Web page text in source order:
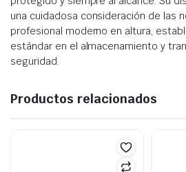
una cuidadosa consideración de las
profesional moderno en altura,
estándar en el almacenamiento y
seguridad.
Productos relacionados